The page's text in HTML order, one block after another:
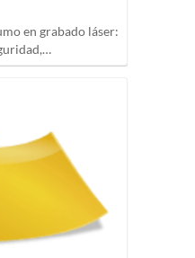
en grabado láser: